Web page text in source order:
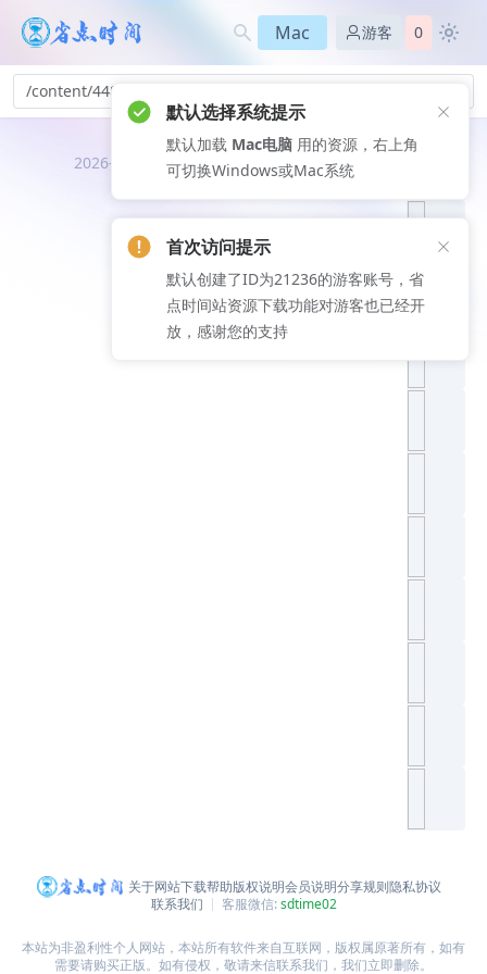
Mac 游客 0
/content/448
2026-08-08
推荐文
关于网站下载帮助版权说明会员说明分享规则隐私协议
联系我们
客服微信:sdtime02
本站为非盈利性个人网站，本站所有软件来自互联网，版权属原著所有，如有
需要请购买正版。如有侵权，敬请来信联系我们，我们立即删除。
默认选择系统提示
默认加载 Mac电脑 用的资源，右上角
可切换Windows或Mac系统
首次访问提示
默认创建了ID为21236的游客账号，省
点时间站资源下载功能对游客也已经开
放，感谢您的支持